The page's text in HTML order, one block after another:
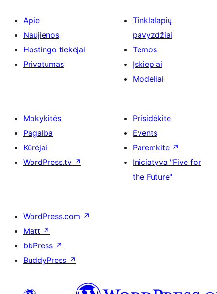
Apie
Naujienos
Hostingo tiekėjai
Privatumas
Tinklalapių
pavyzdžiai
Temos
Įskiepiai
Modeliai
Mokykitės
Pagalba
Kūrėjai
WordPress.tv ↗
Prisidėkite
Events
Paremkite ↗
Iniciatyva "Five for
the Future"
WordPress.com ↗
Matt ↗
bbPress ↗
BuddyPress ↗